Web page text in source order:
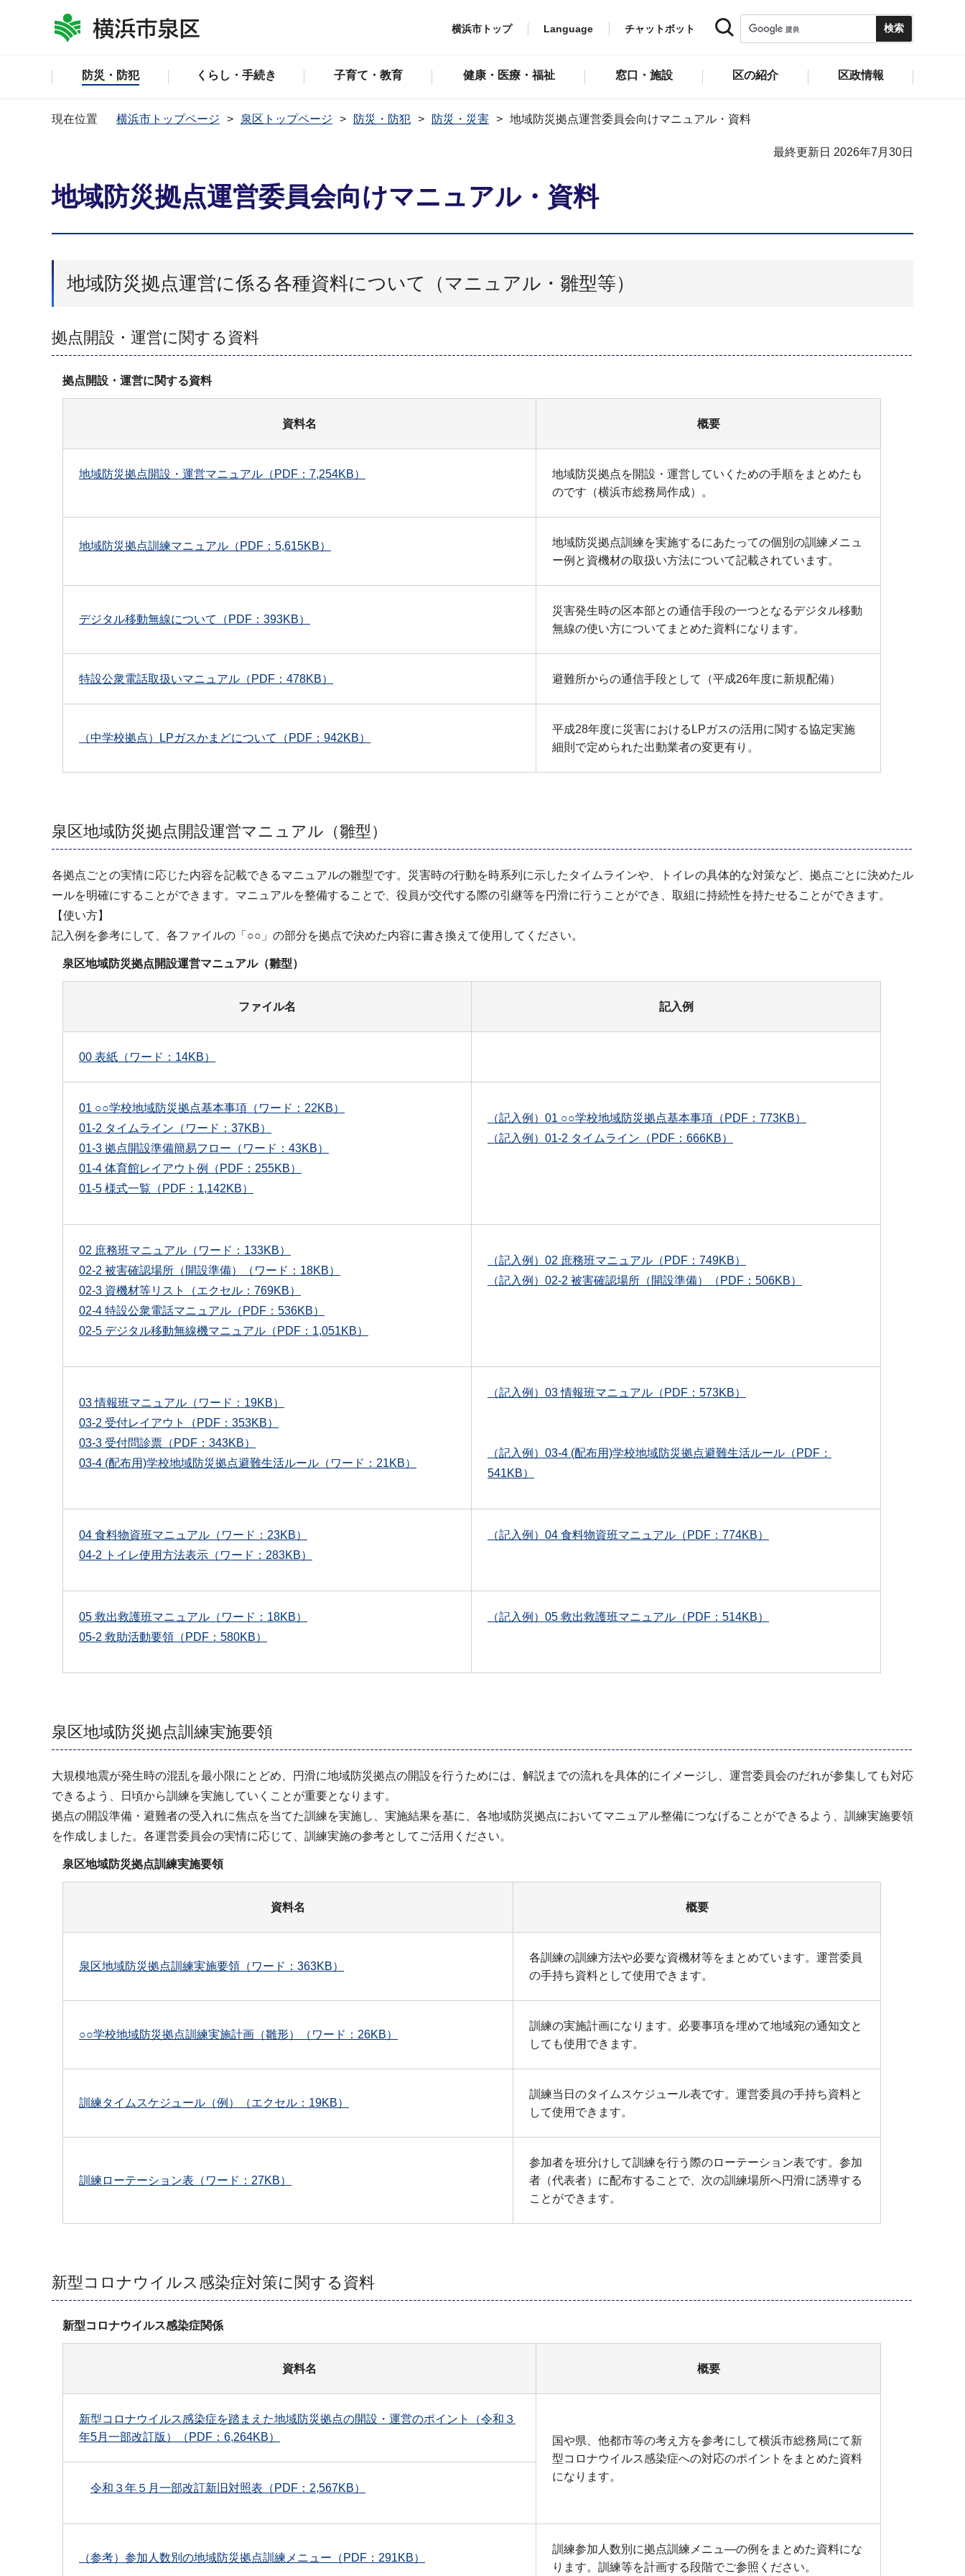
横浜市トップ Language チャットボット
防災・防犯 くらし・手続き 子育て・教育 健康・医療・福祉 窓口・施設 区の紹介 区政情報
現在位置 横浜市トップページ 泉区トップページ 防災・防犯 防災・災害 地域防災拠点運営委員会向けマニュアル・資料
最終更新日 2026年7月30日
地域防災拠点運営委員会向けマニュアル・資料
地域防災拠点運営に係る各種資料について（マニュアル・雛型等）
拠点開設・運営に関する資料
拠点開設・運営に関する資料
資料名 概要
地域防災拠点開設・運営マニュアル（PDF：7,254KB）
地域防災拠点を開設・運営していくための手順をまとめたも
のです（横浜市総務局作成）。
地域防災拠点訓練マニュアル（PDF：5,615KB）
地域防災拠点訓練を実施するにあたっての個別の訓練メニュ
ー例と資機材の取扱い方法について記載されています。
デジタル移動無線について（PDF：393KB）
災害発生時の区本部との通信手段の一つとなるデジタル移動
無線の使い方についてまとめた資料になります。
特設公衆電話取扱いマニュアル（PDF：478KB） 避難所からの通信手段として（平成26年度に新規配備）
（中学校拠点）LPガスかまどについて（PDF：942KB）
平成28年度に災害におけるLPガスの活用に関する協定実施
細則で定められた出動業者の変更有り。
泉区地域防災拠点開設運営マニュアル（雛型）
各拠点ごとの実情に応じた内容を記載できるマニュアルの雛型です。災害時の行動を時系列に示したタイムラインや、トイレの具体的な対策など、拠点ごとに決めたル
ールを明確にすることができます。マニュアルを整備することで、役員が交代する際の引継等を円滑に行うことができ、取組に持続性を持たせることができます。
【使い方】
記入例を参考にして、各ファイルの「○○」の部分を拠点で決めた内容に書き換えて使用してください。
泉区地域防災拠点開設運営マニュアル（雛型）
ファイル名 記入例
00 表紙（ワード：14KB）
01 ○○学校地域防災拠点基本事項（ワード：22KB）
01-2 タイムライン（ワード：37KB）
01-3 拠点開設準備簡易フロー（ワード：43KB）
01-4 体育館レイアウト例（PDF：255KB）
01-5 様式一覧（PDF：1,142KB）
（記入例）01 ○○学校地域防災拠点基本事項（PDF：773KB）
（記入例）01-2 タイムライン（PDF：666KB）
02 庶務班マニュアル（ワード：133KB）
02-2 被害確認場所（開設準備）（ワード：18KB）
02-3 資機材等リスト（エクセル：769KB）
02-4 特設公衆電話マニュアル（PDF：536KB）
02-5 デジタル移動無線機マニュアル（PDF：1,051KB）
（記入例）02 庶務班マニュアル（PDF：749KB）
（記入例）02-2 被害確認場所（開設準備）（PDF：506KB）
03 情報班マニュアル（ワード：19KB）
03-2 受付レイアウト（PDF：353KB）
03-3 受付問診票（PDF：343KB）
03-4 (配布用)学校地域防災拠点避難生活ルール（ワード：21KB）
（記入例）03 情報班マニュアル（PDF：573KB）
（記入例）03-4 (配布用)学校地域防災拠点避難生活ルール（PDF：
541KB）
04 食料物資班マニュアル（ワード：23KB）
04-2 トイレ使用方法表示（ワード：283KB）
（記入例）04 食料物資班マニュアル（PDF：774KB）
05 救出救護班マニュアル（ワード：18KB）
05-2 救助活動要領（PDF：580KB）
（記入例）05 救出救護班マニュアル（PDF：514KB）
泉区地域防災拠点訓練実施要領
大規模地震が発生時の混乱を最小限にとどめ、円滑に地域防災拠点の開設を行うためには、解説までの流れを具体的にイメージし、運営委員会のだれが参集しても対応
できるよう、日頃から訓練を実施していくことが重要となります。
拠点の開設準備・避難者の受入れに焦点を当てた訓練を実施し、実施結果を基に、各地域防災拠点においてマニュアル整備につなげることができるよう、訓練実施要領
を作成しました。各運営委員会の実情に応じて、訓練実施の参考としてご活用ください。
泉区地域防災拠点訓練実施要領
資料名 概要
泉区地域防災拠点訓練実施要領（ワード：363KB）
各訓練の訓練方法や必要な資機材等をまとめています。運営委員
の手持ち資料として使用できます。
○○学校地域防災拠点訓練実施計画（雛形）（ワード：26KB）
訓練の実施計画になります。必要事項を埋めて地域宛の通知文と
しても使用できます。
訓練タイムスケジュール（例）（エクセル：19KB）
訓練当日のタイムスケジュール表です。運営委員の手持ち資料と
して使用できます。
訓練ローテーション表（ワード：27KB）
参加者を班分けして訓練を行う際のローテーション表です。参加
者（代表者）に配布することで、次の訓練場所へ円滑に誘導する
ことができます。
新型コロナウイルス感染症対策に関する資料
新型コロナウイルス感染症関係
資料名 概要
新型コロナウイルス感染症を踏まえた地域防災拠点の開設・運営のポイント（令和３
年5月一部改訂版）（PDF：6,264KB）
国や県、他都市等の考え方を参考にして横浜市総務局にて新
型コロナウイルス感染症への対応のポイントをまとめた資料
になります。
令和３年５月一部改訂新旧対照表（PDF：2,567KB）
（参考）参加人数別の地域防災拠点訓練メニュー（PDF：291KB）
訓練参加人数別に拠点訓練メニュ―の例をまとめた資料にな
ります。訓練等を計画する段階でご参照ください。